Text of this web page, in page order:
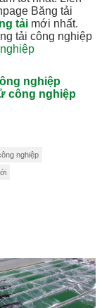
Băng tải
tải mới nhất.
tải công nghiệp
nghiệp
công nghiệp
nghiệp